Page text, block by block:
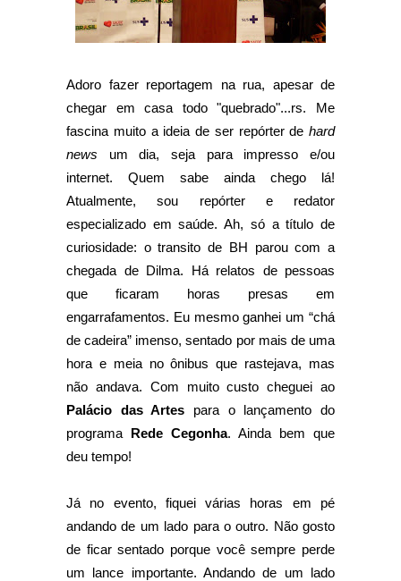
Adoro fazer reportagem na rua, apesar de
chegar em casa todo "quebrado"...rs. Me
fascina muito a ideia de ser repórter de hard
news um dia, seja para impresso e/ou
internet. Quem sabe ainda chego lá!
Atualmente, sou repórter e redator
especializado em saúde. Ah, só a título de
curiosidade: o transito de BH parou com a
chegada de Dilma. Há relatos de pessoas
que ficaram horas presas em
engarrafamentos. Eu mesmo ganhei um “chá
de cadeira” imenso, sentado por mais de uma
hora e meia no ônibus que rastejava, mas
não andava. Com muito custo cheguei ao
Palácio das Artes para o lançamento do
programa Rede Cegonha. Ainda bem que
deu tempo!
Já no evento, fiquei várias horas em pé
andando de um lado para o outro. Não gosto
de ficar sentado porque você sempre perde
um lance importante. Andando de um lado